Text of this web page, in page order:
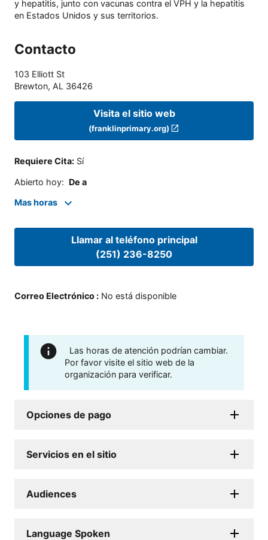
y hepatitis, junto con vacunas contra el VPH y la hepatitis
en Estados Unidos y sus territorios.
Contacto
103 Elliott St
Brewton, AL 36426
Visita el sitio web
(franklinprimary.org)
Requiere Cita: Sí
Abierto hoy: De a
Mas horas
Llamar al teléfono principal
(251) 236-8250
Correo Electrónico : No está disponible
Las horas de atención podrían cambiar.
Por favor visite el sitio web de la
organización para verificar.
Opciones de pago
Servicios en el sitio
Audiences
Language Spoken